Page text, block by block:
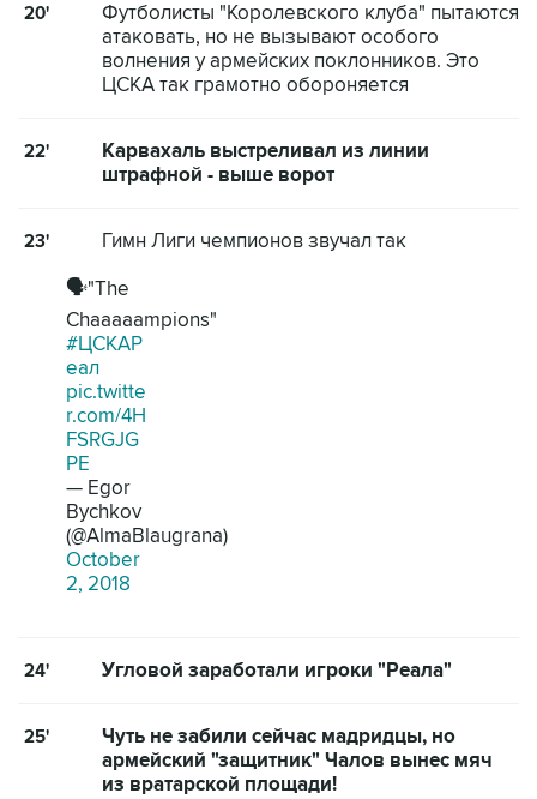
20'
Футболисты "Королевского клуба" пытаются
атаковать, но не вызывают особого
волнения у армейских поклонников. Это
ЦСКА так грамотно обороняется
22'
Карвахаль выстреливал из линии
штрафной - выше ворот
23'
Гимн Лиги чемпионов звучал так
🗣"The
Chaaaaampions"
#ЦСКАР
еал
pic.twitte
r.com/4H
FSRGJG
PE
— Egor
Bychkov
(@AlmaBlaugrana)
October
2, 2018
24' Угловой заработали игроки "Реала"
25'
Чуть не забили сейчас мадридцы, но
армейский "защитник" Чалов вынес мяч
из вратарской площади!